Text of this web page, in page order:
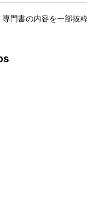
門書の内容を一部抜